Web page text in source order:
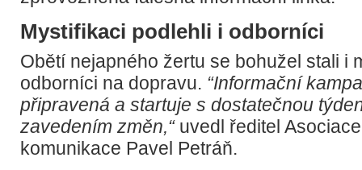
Mystifikaci podlehli i odborníci
Obětí nejapného žertu se bohužel stali i
odborníci na dopravu. “Informační
připravená a startuje s dostatečnou
zavedením změn,“uvedl ředitel
komunikace Pavel Petráň.